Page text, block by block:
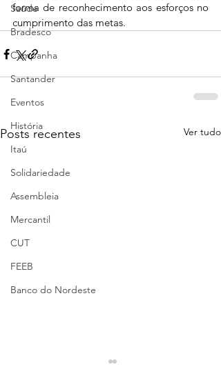
Saúde
Bradesco
Campanha
Santander
Eventos
História
Itaú
Solidariedade
Assembleia
Mercantil
CUT
FEEB
Banco do Nordeste
forma de reconhecimento aos esforços no
cumprimento das metas.
Posts recentes Ver tudo